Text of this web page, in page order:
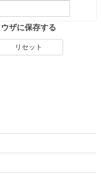
ザに保存する
リセット